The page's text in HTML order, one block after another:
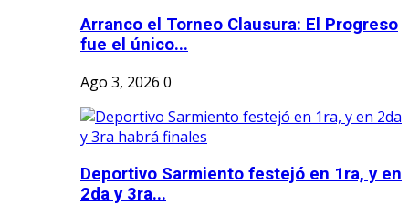
Arranco el Torneo Clausura: El Progreso
fue el único...
Ago 3, 2026 0
Deportivo Sarmiento festejó en 1ra, y en
2da y 3ra...